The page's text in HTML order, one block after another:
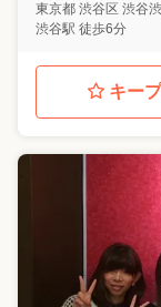
東京都 渋谷区 渋谷
渋谷駅 徒歩6分
キー